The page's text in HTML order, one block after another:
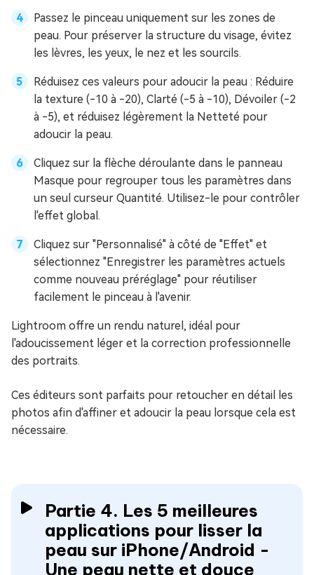
Passez le pinceau uniquement sur les zones de
peau. Pour préserver la structure du visage, évitez
les lèvres, les yeux, le nez et les sourcils.
Réduisez ces valeurs pour adoucir la peau : Réduire
la texture (-10 à -20), Clarté (-5 à -10), Dévoiler (-2
à -5), et réduisez légèrement la Netteté pour
adoucir la peau.
Cliquez sur la flèche déroulante dans le panneau
Masque pour regrouper tous les paramètres dans
un seul curseur Quantité. Utilisez-le pour contrôler
l'effet global.
Cliquez sur "Personnalisé" à côté de "Effet" et
sélectionnez "Enregistrer les paramètres actuels
comme nouveau préréglage" pour réutiliser
facilement le pinceau à l'avenir.
Lightroom offre un rendu naturel, idéal pour
l'adoucissement léger et la correction professionnelle
des portraits.
Ces éditeurs sont parfaits pour retoucher en détail les
photos afin d'affiner et adoucir la peau lorsque cela est
nécessaire.
Partie 4. Les 5 meilleures
applications pour lisser la
peau sur iPhone/Android -
Une peau nette et douce